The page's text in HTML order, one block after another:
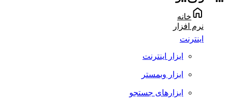
خانه
نرم افزار
اینترنت
ابزار اینترنت
ابزار وبمستر
ابزارهای جستجو